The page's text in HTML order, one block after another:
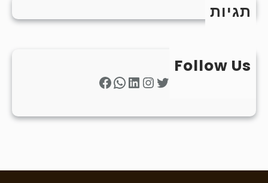
תגיות
Follow Us
Twitter
Instagram
LinkedIn
WhatsApp
Facebook